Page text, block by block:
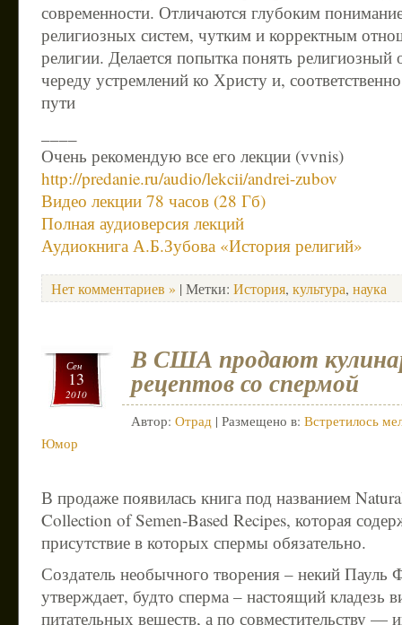
современности. Отличаются глубоким
религиозных систем, чутким и корректным
религии. Делается попытка понять религиозный
череду устремлений ко Христу и,
пути
Очень рекомендую все его лекции (vvnis)
http://predanie.ru/audio/lekcii/andrei-zubov
Видео лекции 78 часов (28 Гб)
Полная аудиоверсия лекций
Аудиокнига А.Б.Зубова «История религий»
Нет комментариев » | Метки: История, культура, наука
Сен
13
2010
В США продают
рецептов со спермой
Автор: Отрад | Размещено в: Встретилось
Юмор
В продаже появилась книга под названием
Collection of Semen-Based Recipes, которая
присутствие в которых спермы обязательно.
Создатель необычного творения – некий Пауль
утверждает, будто сперма – настоящий кладезь
питательных веществ, а по совместительству —